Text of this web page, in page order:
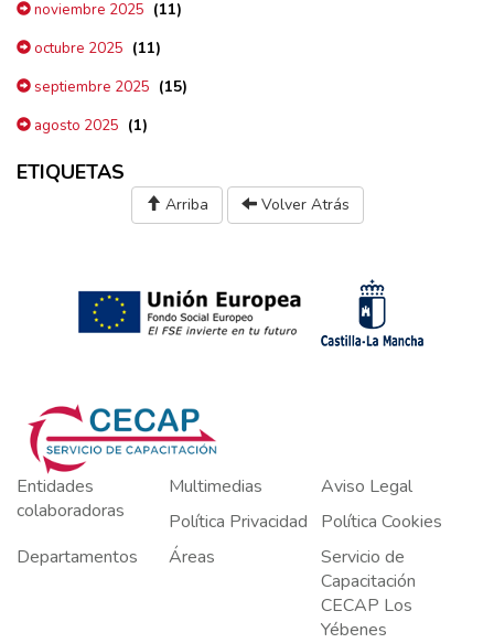
noviembre 2025 (11)
octubre 2025 (11)
septiembre 2025 (15)
agosto 2025 (1)
ETIQUETAS
Arriba Volver Atrás
Entidades
colaboradoras
Multimedias
Aviso Legal
Política Privacidad
Política Cookies
Departamentos
Áreas
Servicio de
Capacitación
CECAP Los
Yébenes